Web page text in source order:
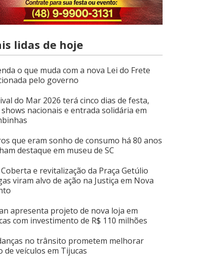
lidas de hoje
o que muda com a nova Lei do Frete
pelo governo
do Mar 2026 terá cinco dias de festa,
nacionais e entrada solidária em
que eram sonho de consumo há 80 anos
destaque em museu de SC
Coberta e revitalização da Praça Getúlio
viram alvo de ação na Justiça em Nova
apresenta projeto de nova loja em
com investimento de R$ 110 milhões
no trânsito prometem melhorar
de veículos em Tijucas